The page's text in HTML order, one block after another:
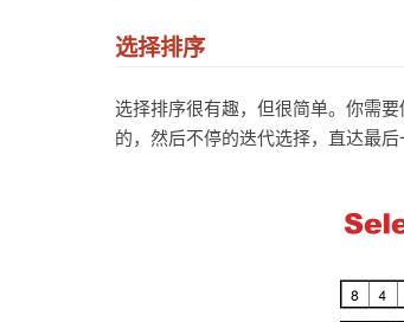
选择排序
选择排序很有趣，但很简单。你需
的，然后不停的迭代选择，直达最后